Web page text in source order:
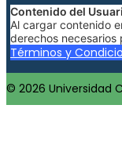
Contenido del
Al cargar contenido
derechos necesarios
Candegabe una
modificar y distribuir
Política de Pago:
Las tarifas y
adicionales se
realizar un pago,
Cancelación y
Términos y
© 2026 Universidad